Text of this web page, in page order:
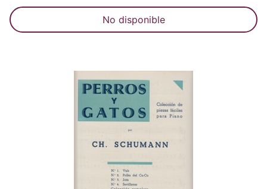
No disponible